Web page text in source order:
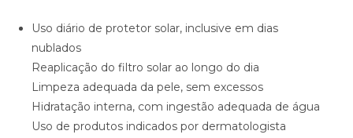
Uso diário de protetor solar, inclusive em dias
nublados
Reaplicação do filtro solar ao longo do dia
Limpeza adequada da pele, sem excessos
Hidratação interna, com ingestão adequada de água
Uso de produtos indicados por dermatologista